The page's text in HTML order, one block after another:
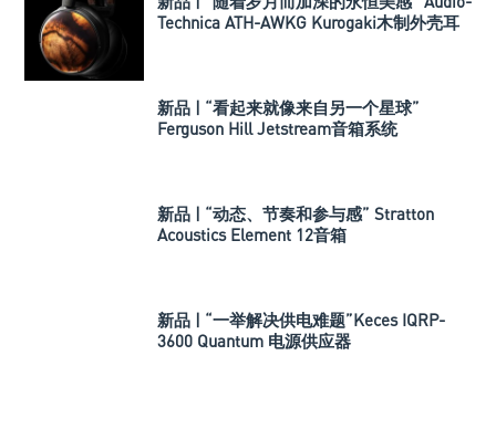
Technica ATH-AWKG Kurogaki木制外壳耳
新品 | “看起来就像来自另一个星球”
Ferguson Hill Jetstream音箱系统
新品 | “动态、节奏和参与感” Stratton
Acoustics Element 12音箱
新品 | “一举解决供电难题”Keces IQRP-
3600 Quantum 电源供应器